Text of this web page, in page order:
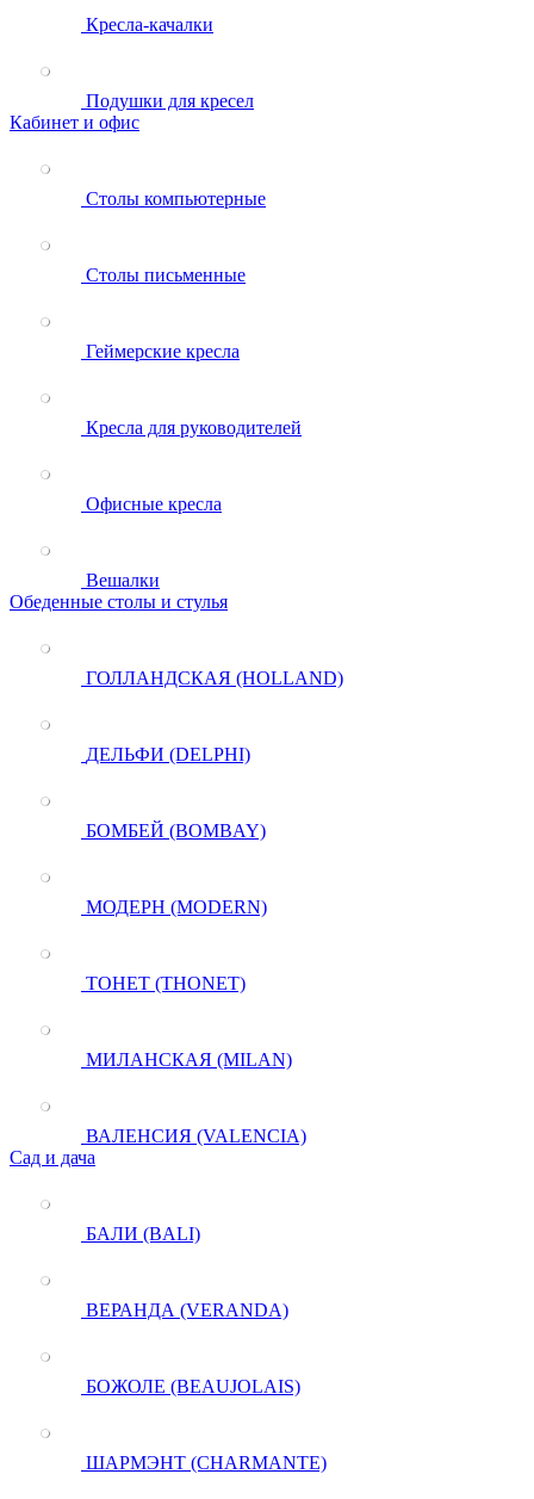
Кресла-качалки
Подушки для кресел
Кабинет и офис
Столы компьютерные
Столы письменные
Геймерские кресла
Кресла для руководителей
Офисные кресла
Вешалки
Обеденные столы и стулья
ГОЛЛАНДСКАЯ (HOLLAND)
ДЕЛЬФИ (DELPHI)
БОМБЕЙ (BOMBAY)
МОДЕРН (MODERN)
ТОНЕТ (THONET)
МИЛАНСКАЯ (MILAN)
ВАЛЕНСИЯ (VALENCIA)
Сад и дача
БАЛИ (BALI)
ВЕРАНДА (VERANDA)
БОЖОЛЕ (BEAUJOLAIS)
ШАРМЭНТ (CHARMANTE)